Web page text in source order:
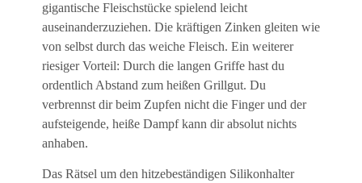
gigantische Fleischstücke spielend leicht
auseinanderzuziehen. Die kräftigen Zinken gleiten wie
von selbst durch das weiche Fleisch. Ein weiterer
riesiger Vorteil: Durch die langen Griffe hast du
ordentlich Abstand zum heißen Grillgut. Du
verbrennst dir beim Zupfen nicht die Finger und der
aufsteigende, heiße Dampf kann dir absolut nichts
anhaben.
Das Rätsel um den hitzebeständigen Silikonhalter